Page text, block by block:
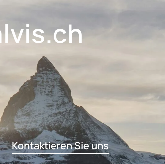
Kontaktieren Sie uns